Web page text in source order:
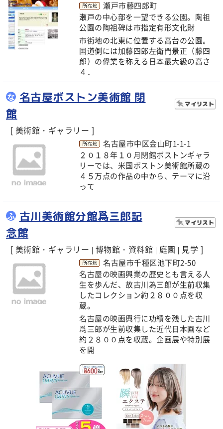
瀬戸市藤四郎町
瀬戸の中心部を一望できる公園。陶祖
公園の陶祖碑は市指定有形文化財
市街地の北東に位置する高台の公園。
国道側には加藤四郎左衛門景正（藤四
郎）の偉業を称える日本最大級の高さ
４．
な 名古屋ボストン美術館 閉
館
[ 美術館・ギャラリー ]
名古屋市中区金山町1-1-1
２０１８年１０月閉館ボストンギャラ
リーでは、米国ボストン美術館所蔵の
４５万点の作品の中から、テーマに沿
って
ふ 古川美術館分館爲三郎記
念館
[ 美術館・ギャラリー | 博物館・資料館 | 庭園 | 見学 ]
名古屋市千種区池下町2-50
名古屋の映画興業の歴史とも言える人
生を歩んだ、故古川為三郎が生前収集
したコレクション約２８００点を収
蔵。
名古屋の映画興行に功績を残した古川
爲三郎が生前収集した近代日本画など
約２８００点を収蔵。企画展や特別展
を開